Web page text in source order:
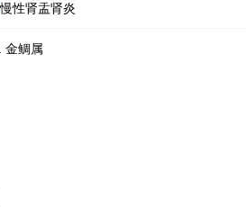
慢性肾盂肾炎
金鲷属